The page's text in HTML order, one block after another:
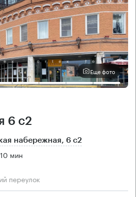
Еще фото
6 с2
набережная, 6 с2
10 мин
переулок